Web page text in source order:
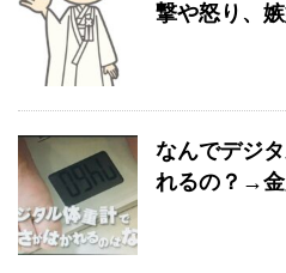
撃や怒り、
なんでデジ
れるの？→金